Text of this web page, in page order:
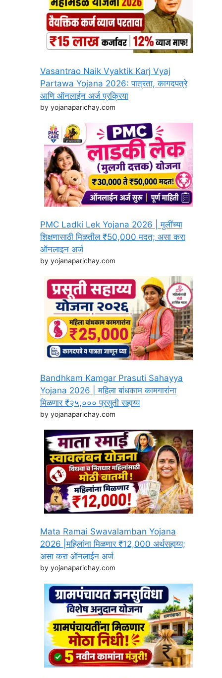
Vasantrao Naik Vyaktik Karj Vyaj
Partawa Yojana 2026: पात्रता, कागदपत्रे
आणि ऑनलाईन अर्ज प्रक्रिया
by yojanaparichay.com
PMC Ladki Lek Yojana 2026 | मुलींच्या
शिक्षणासाठी मिळतील ₹50,000 मदत; असा करा
ऑनलाइन अर्ज
by yojanaparichay.com
Bandhkam Kamgar Prasuti Sahayya
Yojana 2026 | महिला बांधकाम कामगारांना
मिळणार ₹२५,००० प्रसुती सहाय्य
by yojanaparichay.com
Mata Ramai Swavalamban Yojana
2026 |महिलांना मिळणार ₹12,000 अर्थसहाय्य;
असा करा ऑनलाईन अर्ज
by yojanaparichay.com